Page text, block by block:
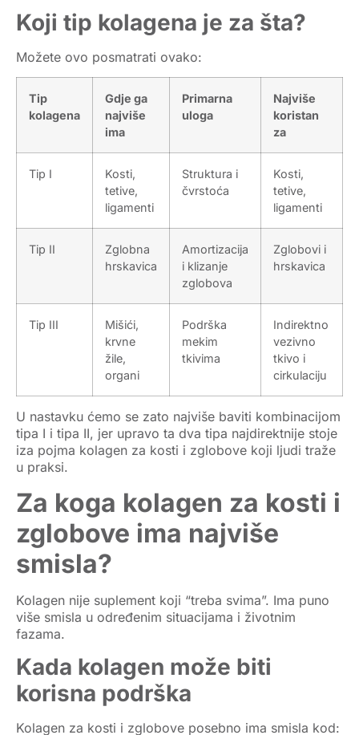
Koji tip kolagena je za šta?
Možete ovo posmatrati ovako:
Tip
kolagena
Gdje ga
najviše
ima
Primarna
uloga
Najviše
koristan
za
Tip I
Kosti,
tetive,
ligamenti
Struktura i
čvrstoća
Kosti,
tetive,
ligamenti
Tip II
Zglobna
hrskavica
Amortizacija
i klizanje
zglobova
Zglobovi i
hrskavica
Tip III
Mišići,
krvne
žile,
organi
Podrška
mekim
tkivima
Indirektno
vezivno
tkivo i
cirkulaciju
U nastavku ćemo se zato najviše baviti kombinacijom
tipa I i tipa II, jer upravo ta dva tipa najdirektnije stoje
iza pojma kolagen za kosti i zglobove koji ljudi traže
u praksi.
Za koga kolagen za kosti i
zglobove ima najviše
smisla?
Kolagen nije suplement koji “treba svima”. Ima puno
više smisla u određenim situacijama i životnim
fazama.
Kada kolagen može biti
korisna podrška
Kolagen za kosti i zglobove posebno ima smisla kod: